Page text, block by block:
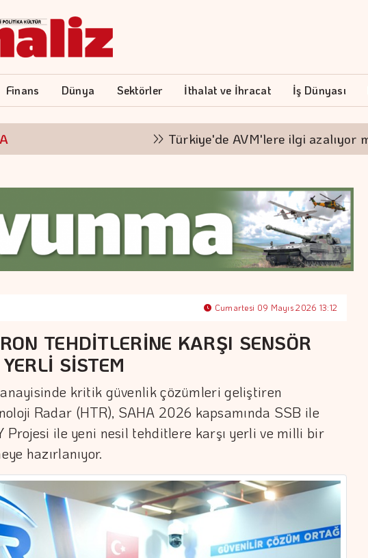
Finans Dünya Sektörler İthalat ve İhracat İş Dünyası
Türkiye'de AVM'lere ilgi azalıyor mu?
Cumartesi 09 Mayıs 2026 13:12
TEHDİTLERİNE KARŞI SENSÖR
SİSTEM
kritik güvenlik çözümleri geliştiren
Radar (HTR), SAHA 2026 kapsamında SSB ile
Projesi ile yeni nesil tehditlere karşı yerli ve milli bir
hazırlanıyor.